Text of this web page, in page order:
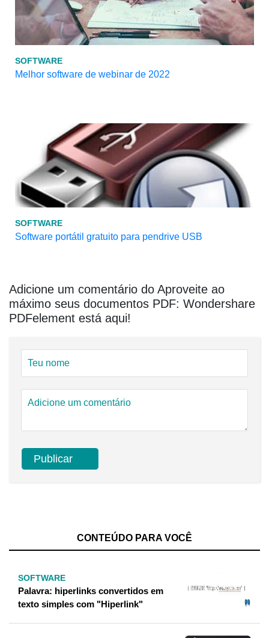
SOFTWARE
Melhor software de webinar de 2022
SOFTWARE
Software portátil gratuito para pendrive USB
Adicione um comentário do Aproveite ao
máximo seus documentos PDF: Wondershare
PDFelement está aqui!
CONTEÚDO PARA VOCÊ
SOFTWARE
Palavra: hiperlinks convertidos em
texto simples com "Hiperlink"